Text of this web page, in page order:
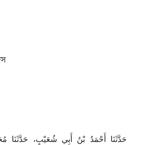
حَدَّثَنَا أَحْمَدُ بْنُ أَبِي شُعَيْبٍ، حَدَّثَنَا